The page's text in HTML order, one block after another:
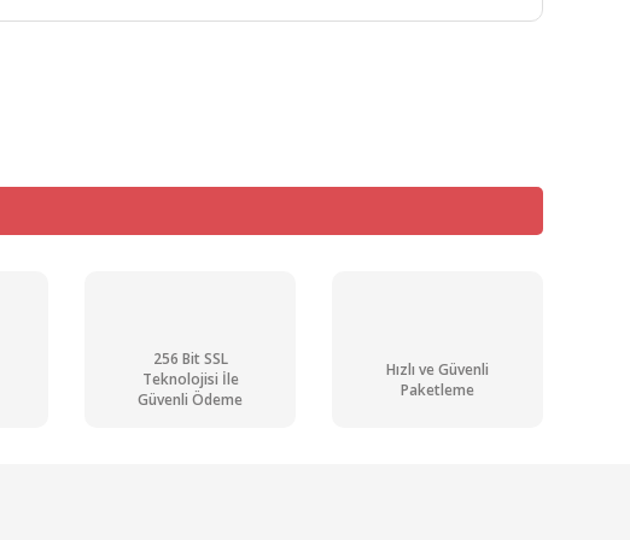
256 Bit SSL
Teknolojisi İle
Güvenli Ödeme
Hızlı ve Güvenli
Paketleme